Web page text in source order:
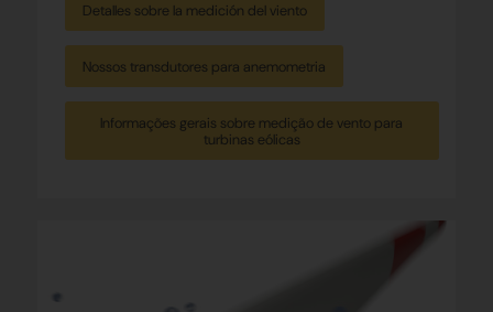
Detalles sobre la medición del viento
Nossos transdutores para anemometria
Informações gerais sobre medição de vento para
turbinas eólicas